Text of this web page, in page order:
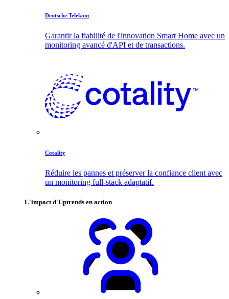
Deutsche Telekom
Garantir la fiabilité de l'innovation Smart Home avec un
monitoring avancé d'API et de transactions.
Cotality
Réduire les pannes et préserver la confiance client avec
un monitoring full-stack adaptatif.
L'impact d'Uptrends en action